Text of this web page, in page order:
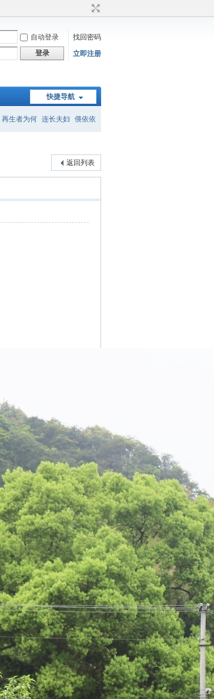
自动登录
找回密码
登录 立即注册
快捷导航
再生者为何 连长夫妇 偎依依
返回列表